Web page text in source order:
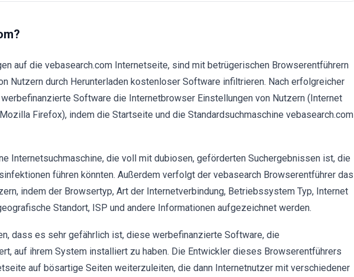
auf die vebasearch.com Internetseite, sind mit betrügerischen Browserentführern
Nutzern durch Herunterladen kostenloser Software infiltrieren. Nach erfolgreicher
Software die Internetbrowser Einstellungen von Nutzern (Internet
Firefox), indem die Startseite und die Standardsuchmaschine vebasearch.com
Internetsuchmaschine, die voll mit dubiosen, geförderten Suchergebnissen ist, die
führen könnten. Außerdem verfolgt der vebasearch Browserentführer das
indem der Browsertyp, Art der Internetverbindung, Betriebssystem Typ, Internet
Standort, ISP und andere Informationen aufgezeichnet werden.
dass es sehr gefährlich ist, diese werbefinanzierte Software, die
auf ihrem System installiert zu haben. Die Entwickler dieses Browserentführers
auf bösartige Seiten weiterzuleiten, die dann Internetnutzer mit verschiedener